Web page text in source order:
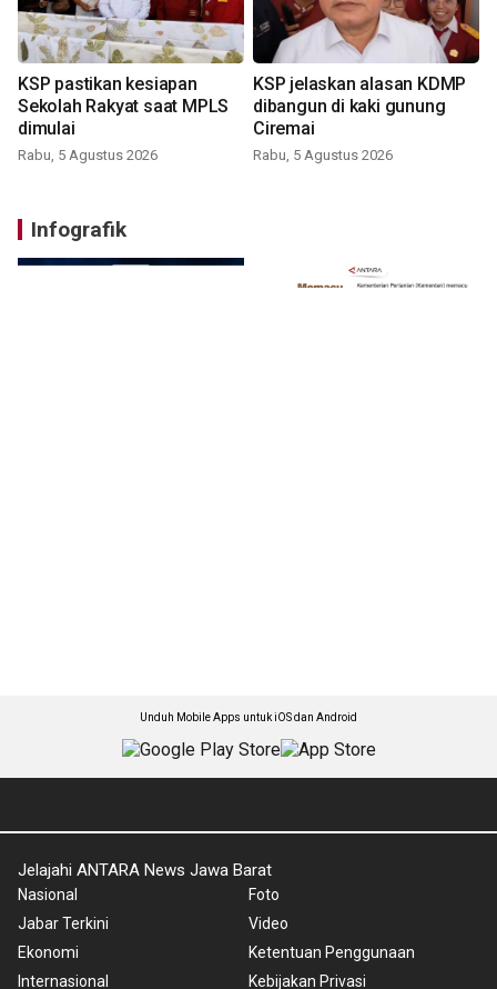
KSP pastikan kesiapan
Sekolah Rakyat saat MPLS
dimulai
Rabu, 5 Agustus 2026
KSP jelaskan alasan KDMP
dibangun di kaki gunung
Ciremai
Rabu, 5 Agustus 2026
Infografik
Unduh Mobile Apps untuk iOS dan Android
Jelajahi ANTARA News Jawa Barat
Nasional
Jabar Terkini
Ekonomi
Internasional
Foto
Video
Ketentuan Penggunaan
Kebijakan Privasi